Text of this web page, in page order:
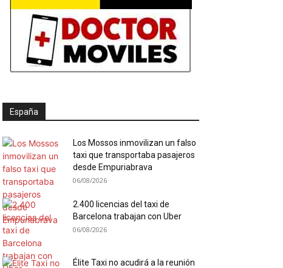
España
Los Mossos inmovilizan un falso
taxi que transportaba pasajeros
desde Empuriabrava
06/08/2026
2.400 licencias del taxi de
Barcelona trabajan con Uber
06/08/2026
Élite Taxi no acudirá a la reunión